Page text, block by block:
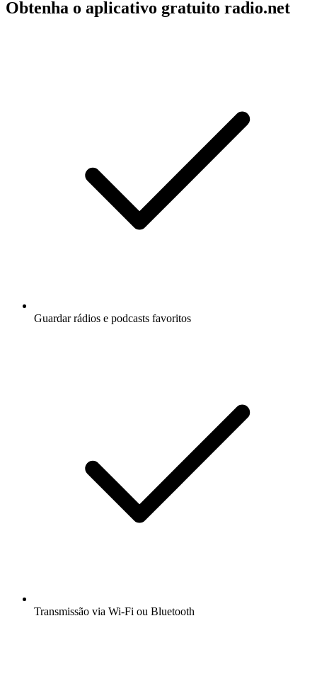
Obtenha o aplicativo gratuito radio.net
Guardar rádios e podcasts favoritos
Transmissão via Wi-Fi ou Bluetooth